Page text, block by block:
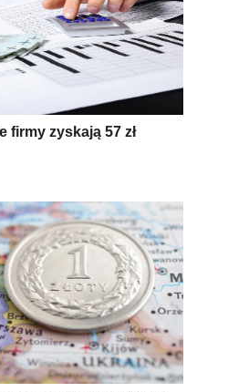
firmy zyskają 57 zł